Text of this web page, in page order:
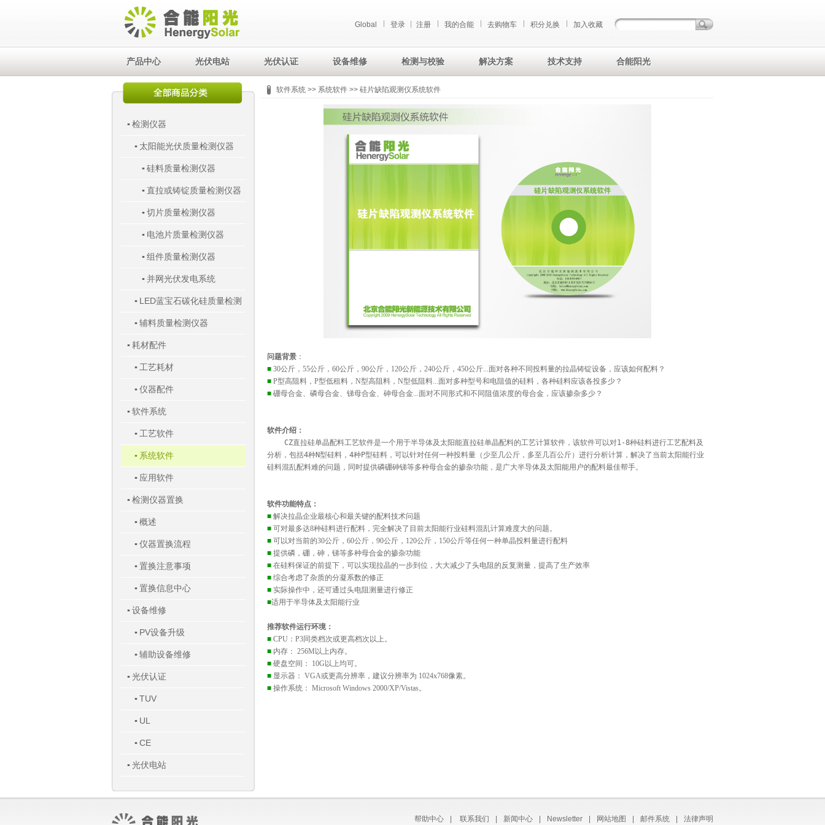
加入收藏
积分兑换
去购物车
我的合能
登录 注册
Global
产品中心 光伏电站 光伏认证 设备维修 检测与校验 解决方案 技术支持 合能阳光
▪ 检测仪器
▪ 太阳能光伏质量检测仪器
▪ 硅料质量检测仪器
▪ 直拉或铸锭质量检测仪器
▪ 切片质量检测仪器
▪ 电池片质量检测仪器
▪ 组件质量检测仪器
▪ 并网光伏发电系统
▪ LED蓝宝石碳化硅质量检测
仪器
▪ 辅料质量检测仪器
▪ 耗材配件
▪ 工艺耗材
▪ 仪器配件
▪ 软件系统
▪ 工艺软件
▪ 系统软件
▪ 应用软件
▪ 检测仪器置换
▪ 概述
▪ 仪器置换流程
▪ 置换注意事项
▪ 置换信息中心
▪ 设备维修
▪ PV设备升级
▪ 辅助设备维修
▪ 光伏认证
▪ TUV
▪ UL
▪ CE
▪ 光伏电站
软件系统 >> 系统软件 >> 硅片缺陷观测仪系统软件
问题背景 ：
■ 30公斤，55公斤，60公斤，90公斤，120公斤，240公斤，450公斤...面对各种不同投料量的拉晶铸锭设备，应该如何配料？
■ P型高阻料，P型低租料，N型高阻料，N型低阻料...面对多种型号和电阻值的硅料，各种硅料应该各投多少？
■ 硼母合金、磷母合金、锑母合金、砷母合金...面对不同形式和不同阻值浓度的母合金，应该掺杂多少？
软件介绍：
CZ直拉硅单晶配料工艺软件是一个用于半导体及太阳能直拉硅单晶配料的工艺计算软件，该软件可以对1-8种硅料进行工艺配料及
分析，包括4种N型硅料，4种P型硅料，可以针对任何一种投料量（少至几公斤，多至几百公斤）进行分析计算，解决了当前太阳能行业
硅料混乱配料难的问题，同时提供磷硼砷锑等多种母合金的掺杂功能，是广大半导体及太阳能用户的配料最佳帮手。
软件功能特点：
■ 解决拉晶企业最核心和最关键的配料技术问题
■ 可对最多达8种硅料进行配料，完全解决了目前太阳能行业硅料混乱计算难度大的问题。
■ 可以对当前的30公斤，60公斤，90公斤，120公斤，150公斤等任何一种单晶投料量进行配料
■ 提供磷，硼，砷，锑等多种母合金的掺杂功能
■ 在硅料保证的前提下，可以实现拉晶的一步到位，大大减少了头电阻的反复测量，提高了生产效率
■ 综合考虑了杂质的分凝系数的修正
■ 实际操作中，还可通过头电阻测量进行修正
■适用于半导体及太阳能行业
推荐软件运行环境：
■ CPU：P3同类档次或更高档次以上。
■ 内存： 256M以上内存。
■ 硬盘空间： 10G以上均可。
■ 显示器： VGA或更高分辨率，建议分辨率为 1024x768像素。
■ 操作系统： Microsoft Windows 2000/XP/Vistas。
帮助中心 联系我们 新闻中心 Newsletter 网站地图 邮件系统 法律声明